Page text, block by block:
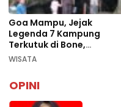
Goa Mampu, Jejak
Legenda 7 Kampung
Terkutuk di Bone,
Rekomendasi Liburan
WISATA
OPINI